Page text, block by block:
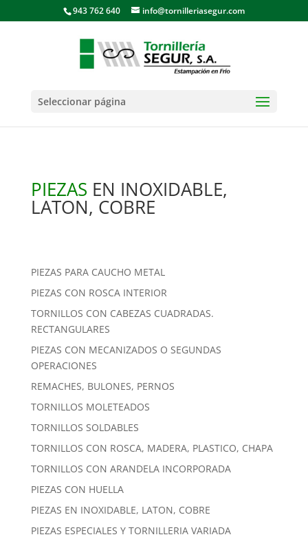
943 762 640 info@tornilleriasegur.com
Seleccionar página
PIEZAS EN INOXIDABLE,
LATON, COBRE
PIEZAS PARA CAUCHO METAL
PIEZAS CON ROSCA INTERIOR
TORNILLOS CON CABEZAS CUADRADAS.
RECTANGULARES
PIEZAS CON MECANIZADOS O SEGUNDAS
OPERACIONES
REMACHES, BULONES, PERNOS
TORNILLOS MOLETEADOS
TORNILLOS SOLDABLES
TORNILLOS CON ROSCA, MADERA, PLASTICO, CHAPA
TORNILLOS CON ARANDELA INCORPORADA
PIEZAS CON HUELLA
PIEZAS EN INOXIDABLE, LATON, COBRE
PIEZAS ESPECIALES Y TORNILLERIA VARIADA